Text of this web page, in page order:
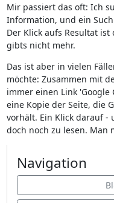
Mir passiert das oft: Ich
Information, und ein
Der Klick aufs Resultat
gibts nicht mehr.
Das ist aber in vielen
möchte: Zusammen mit
immer einen Link 'Google
eine Kopie der Seite, die
vorhält. Ein Klick darauf -
doch noch zu lesen. Man
Navigation